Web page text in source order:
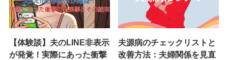
【体験談】夫のLINE非表示
が発覚！実際にあった衝撃
夫源病のチェックリストと
改善方法：夫婦関係を見直